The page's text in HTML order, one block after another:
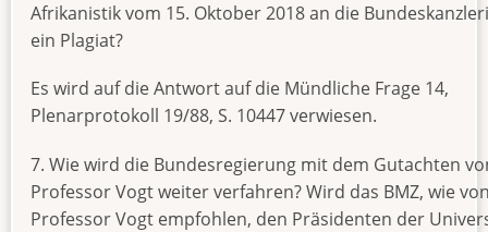
Afrikanistik vom 15. Oktober 2018 an die
ein Plagiat?
Es wird auf die Antwort auf die Mündliche Frage 14,
Plenarprotokoll 19/88, S. 10447 verwiesen.
7. Wie wird die Bundesregierung mit dem Gutachten
Professor Vogt weiter verfahren? Wird das BMZ, wie
Professor Vogt empfohlen, den Präsidenten der